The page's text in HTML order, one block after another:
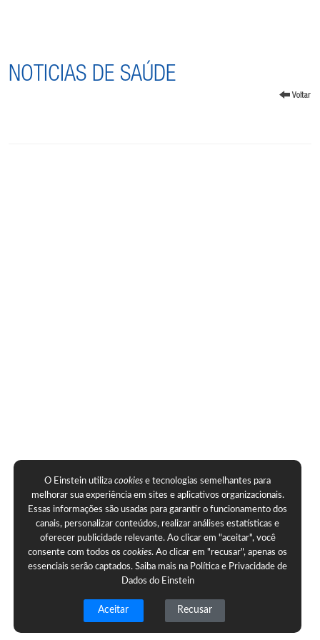
NOTICIAS DE SAÚDE
O Einstein utilizacookies e tecnologias semelhantes para
melhorar sua experiência em sites e aplicativos organizacionais.
Essas informações são usadas para garantir o funcionamento dos
canais, personalizar conteúdos, realizar análises estatísticas e
oferecer publicidade relevante. Ao clicar em "aceitar", você
consente com todos oscookies. Ao clicar em "recusar", apenas os
essenciais serão captados. Saiba mais na Política e Privacidade de
Dados do Einstein
Aceitar Recusar